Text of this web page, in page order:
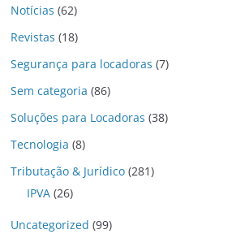
Notícias (62)
Revistas (18)
Segurança para locadoras (7)
Sem categoria (86)
Soluções para Locadoras (38)
Tecnologia (8)
Tributação & Jurídico (281)
IPVA (26)
Uncategorized (99)